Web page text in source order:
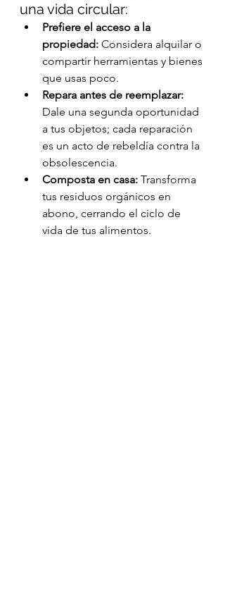
una vida circular:
Prefiere el acceso a la
propiedad: Considera alquilar o
compartir herramientas y bienes
que usas poco.
Repara antes de reemplazar:
Dale una segunda oportunidad
a tus objetos; cada reparación
es un acto de rebeldía contra la
obsolescencia.
Composta en casa: Transforma
tus residuos orgánicos en
abono, cerrando el ciclo de
vida de tus alimentos.